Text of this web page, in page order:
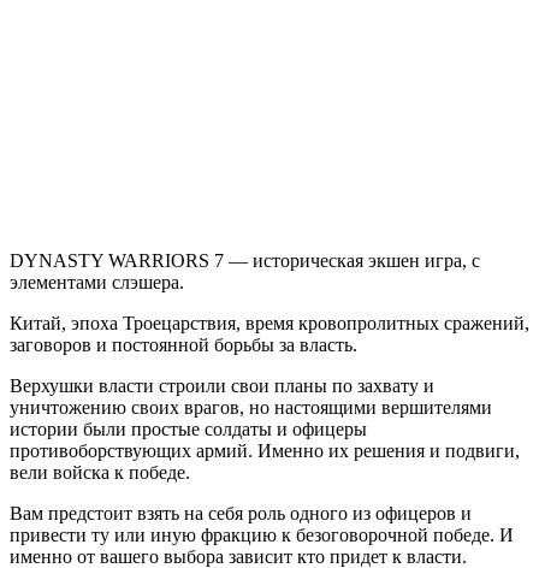
DYNASTY WARRIORS 7 — историческая экшен игра, с
элементами слэшера.
Китай, эпоха Троецарствия, время кровопролитных сражений,
заговоров и постоянной борьбы за власть.
Верхушки власти строили свои планы по захвату и
уничтожению своих врагов, но настоящими вершителями
истории были простые солдаты и офицеры
противоборствующих армий. Именно их решения и подвиги,
вели войска к победе.
Вам предстоит взять на себя роль одного из офицеров и
привести ту или иную фракцию к безоговорочной победе. И
именно от вашего выбора зависит кто придет к власти.